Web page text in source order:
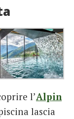
l’Alpin
lascia